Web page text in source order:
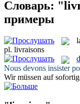
Словарь:
примеры
pl. livraisons
Nous devons insister
Wir müssen auf